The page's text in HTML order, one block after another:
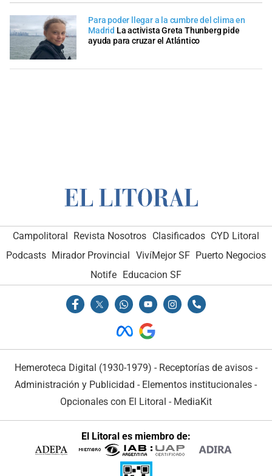
Para poder llegar a la cumbre del clima en
Madrid La activista Greta Thunberg pide
ayuda para cruzar el Atlántico
Campolitoral Revista Nosotros Clasificados CYD Litoral
Podcasts Mirador Provincial VivíMejor SF Puerto Negocios
Notife Educacion SF
Hemeroteca Digital (1930-1979) - Receptorías de avisos -
Administración y Publicidad - Elementos institucionales -
Opcionales con El Litoral - MediaKit
El Litoral es miembro de: